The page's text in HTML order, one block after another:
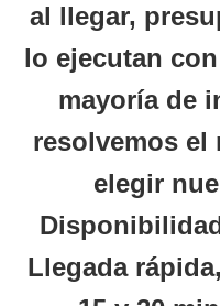
al llegar,
lo ejecutan
mayoría de
resolvemos el
elegir
Llegada